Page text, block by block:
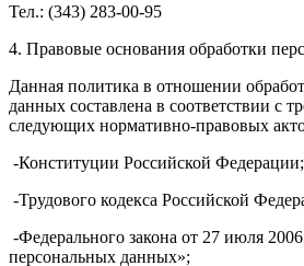
Тел.: (343) 283-00-95
4. Правовые основания обработки
Данная политика в отношении
данных составлена в соответствии с
следующих нормативно-правовых
-Конституции Российской Федерации;
-Трудового кодекса Российской
-Федерального закона от 27 июля
персональных данных»;